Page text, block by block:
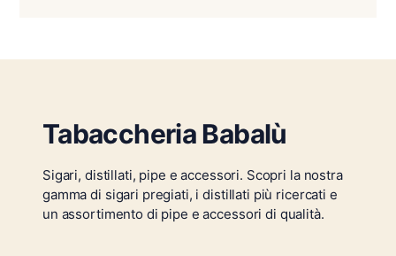
Tabaccheria Babalù
Sigari, distillati, pipe e accessori. Scopri la nostra
gamma di sigari pregiati, i distillati più ricercati e
un assortimento di pipe e accessori di qualità.